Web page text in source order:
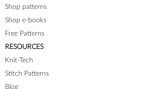
Shop patterns
Shop e-books
Free Patterns
RESOURCES
Knit-Tech
Stitch Patterns
Blog